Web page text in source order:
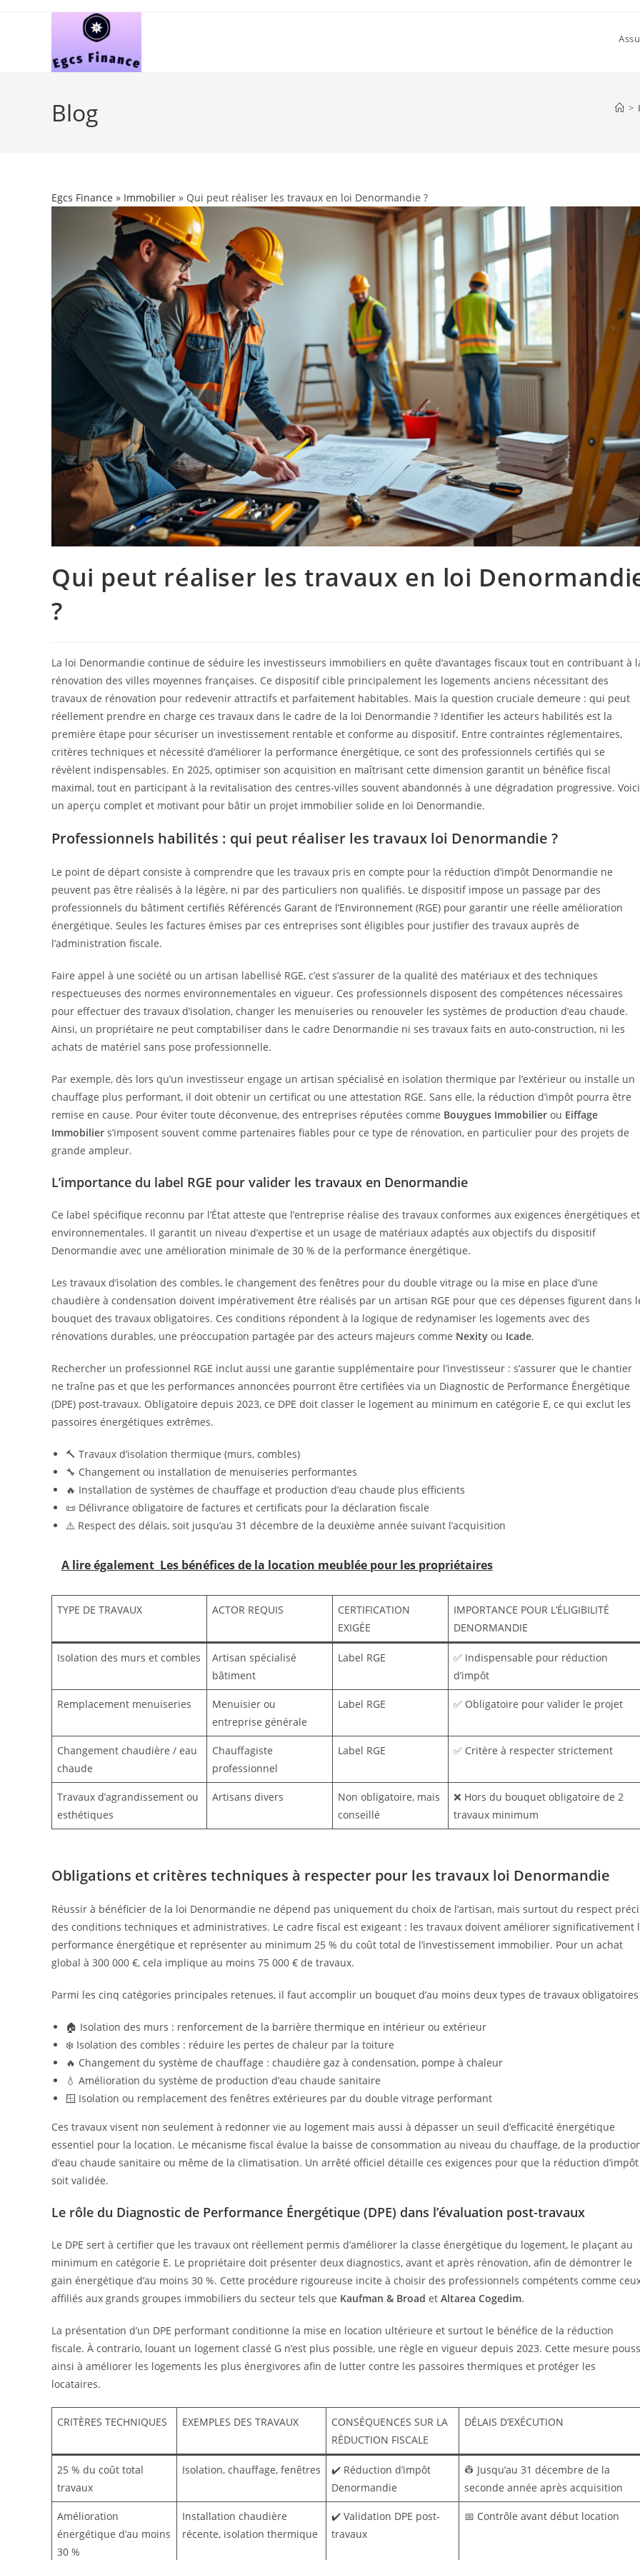
Blog >
Egcs Finance » Immobilier » Qui peut réaliser les travaux en loi Denormandie ?
Qui peut réaliser les travaux en loi
?
La loi Denormandie continue de séduire les investisseurs immobiliers en quête d’avantages fiscaux tout en contribuant à
rénovation des villes moyennes françaises. Ce dispositif cible principalement les logements anciens nécessitant des
travaux de rénovation pour redevenir attractifs et parfaitement habitables. Mais la question cruciale demeure : qui peut
réellement prendre en charge ces travaux dans le cadre de la loi Denormandie ? Identifier les acteurs habilités est la
première étape pour sécuriser un investissement rentable et conforme au dispositif. Entre contraintes réglementaires,
critères techniques et nécessité d’améliorer la performance énergétique, ce sont des professionnels certifiés qui se
révèlent indispensables. En 2025, optimiser son acquisition en maîtrisant cette dimension garantit un bénéfice fiscal
maximal, tout en participant à la revitalisation des centres-villes souvent abandonnés à une dégradation progressive. Voici
un aperçu complet et motivant pour bâtir un projet immobilier solide en loi Denormandie.
Professionnels habilités : qui peut réaliser les travaux loi Denormandie ?
Le point de départ consiste à comprendre que les travaux pris en compte pour la réduction d’impôt Denormandie ne
peuvent pas être réalisés à la légère, ni par des particuliers non qualifiés. Le dispositif impose un passage par des
professionnels du bâtiment certifiés Référencés Garant de l’Environnement (RGE) pour garantir une réelle amélioration
énergétique. Seules les factures émises par ces entreprises sont éligibles pour justifier des travaux auprès de
l’administration fiscale.
Faire appel à une société ou un artisan labellisé RGE, c’est s’assurer de la qualité des matériaux et des techniques
respectueuses des normes environnementales en vigueur. Ces professionnels disposent des compétences nécessaires
pour effectuer des travaux d’isolation, changer les menuiseries ou renouveler les systèmes de production d’eau chaude.
Ainsi, un propriétaire ne peut comptabiliser dans le cadre Denormandie ni ses travaux faits en auto-construction, ni les
achats de matériel sans pose professionnelle.
Par exemple, dès lors qu’un investisseur engage un artisan spécialisé en isolation thermique par l’extérieur ou installe un
chauffage plus performant, il doit obtenir un certificat ou une attestation RGE. Sans elle, la réduction d’impôt pourra être
remise en cause. Pour éviter toute déconvenue, des entreprises réputées comme Bouygues Immobilier ou Eiffage
Immobilier s’imposent souvent comme partenaires fiables pour ce type de rénovation, en particulier pour des projets de
grande ampleur.
L’importance du label RGE pour valider les travaux en Denormandie
Ce label spécifique reconnu par l’État atteste que l’entreprise réalise des travaux conformes aux exigences énergétiques et
environnementales. Il garantit un niveau d’expertise et un usage de matériaux adaptés aux objectifs du dispositif
Denormandie avec une amélioration minimale de 30 % de la performance énergétique.
Les travaux d’isolation des combles, le changement des fenêtres pour du double vitrage ou la mise en place d’une
chaudière à condensation doivent impérativement être réalisés par un artisan RGE pour que ces dépenses figurent dans
bouquet des travaux obligatoires. Ces conditions répondent à la logique de redynamiser les logements avec des
rénovations durables, une préoccupation partagée par des acteurs majeurs comme Nexity ou Icade.
Rechercher un professionnel RGE inclut aussi une garantie supplémentaire pour l’investisseur : s’assurer que le chantier
ne traîne pas et que les performances annoncées pourront être certifiées via un Diagnostic de Performance Énergétique
(DPE) post-travaux. Obligatoire depuis 2023, ce DPE doit classer le logement au minimum en catégorie E, ce qui exclut les
passoires énergétiques extrêmes.
🔨 Travaux d’isolation thermique (murs, combles)
🔧 Changement ou installation de menuiseries performantes
🔥 Installation de systèmes de chauffage et production d’eau chaude plus efficients
📜 Délivrance obligatoire de factures et certificats pour la déclaration fiscale
⚠️ Respect des délais, soit jusqu’au 31 décembre de la deuxième année suivant l’acquisition
A lire également Les bénéfices de la location meublée pour les propriétaires
TYPE DE TRAVAUX ACTOR REQUIS
CERTIFICATION
EXIGÉE
IMPORTANCE POUR L’ÉLIGIBILITÉ
DENORMANDIE
Isolation des murs et combles
Artisan spécialisé
bâtiment
Label RGE
✅ Indispensable pour réduction
d’impôt
Remplacement menuiseries
Menuisier ou
entreprise générale
Label RGE ✅ Obligatoire pour valider le projet
Changement chaudière / eau
chaude
Chauffagiste
professionnel
Label RGE ✅ Critère à respecter strictement
Travaux d’agrandissement ou
esthétiques
Artisans divers
Non obligatoire, mais
conseillé
❌ Hors du bouquet obligatoire de 2
travaux minimum
Obligations et critères techniques à respecter pour les travaux loi Denormandie
Réussir à bénéficier de la loi Denormandie ne dépend pas uniquement du choix de l’artisan, mais surtout du respect
des conditions techniques et administratives. Le cadre fiscal est exigeant : les travaux doivent améliorer significativement
performance énergétique et représenter au minimum 25 % du coût total de l’investissement immobilier. Pour un achat
global à 300 000 €, cela implique au moins 75 000 € de travaux.
Parmi les cinq catégories principales retenues, il faut accomplir un bouquet d’au moins deux types de travaux
🏠 Isolation des murs : renforcement de la barrière thermique en intérieur ou extérieur
❄️ Isolation des combles : réduire les pertes de chaleur par la toiture
🔥 Changement du système de chauffage : chaudière gaz à condensation, pompe à chaleur
💧 Amélioration du système de production d’eau chaude sanitaire
🪟 Isolation ou remplacement des fenêtres extérieures par du double vitrage performant
Ces travaux visent non seulement à redonner vie au logement mais aussi à dépasser un seuil d’efficacité énergétique
essentiel pour la location. Le mécanisme fiscal évalue la baisse de consommation au niveau du chauffage, de la
d’eau chaude sanitaire ou même de la climatisation. Un arrêté officiel détaille ces exigences pour que la réduction d’impôt
soit validée.
Le rôle du Diagnostic de Performance Énergétique (DPE) dans l’évaluation post-travaux
Le DPE sert à certifier que les travaux ont réellement permis d’améliorer la classe énergétique du logement, le plaçant au
minimum en catégorie E. Le propriétaire doit présenter deux diagnostics, avant et après rénovation, afin de démontrer le
gain énergétique d’au moins 30 %. Cette procédure rigoureuse incite à choisir des professionnels compétents comme
affiliés aux grands groupes immobiliers du secteur tels que Kaufman & Broad et Altarea Cogedim.
La présentation d’un DPE performant conditionne la mise en location ultérieure et surtout le bénéfice de la réduction
fiscale. À contrario, louant un logement classé G n’est plus possible, une règle en vigueur depuis 2023. Cette mesure
ainsi à améliorer les logements les plus énergivores afin de lutter contre les passoires thermiques et protéger les
locataires.
CRITÈRES TECHNIQUES EXEMPLES DES TRAVAUX
CONSÉQUENCES SUR LA
RÉDUCTION FISCALE
DÉLAIS D’EXÉCUTION
25 % du coût total
travaux
Isolation, chauffage, fenêtres
✔️ Réduction d’impôt
Denormandie
👷 Jusqu’au 31 décembre de la
seconde année après acquisition
Amélioration
énergétique d’au moins
30 %
Installation chaudière
récente, isolation thermique
✔️ Validation DPE post-
travaux
📅 Contrôle avant début location